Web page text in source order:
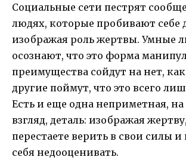
Социальные сети пестрят
людях, которые пробивают себе
изображая роль жертвы. Умные
осознают, что это форма
преимущества сойдут на нет,
другие поймут, что это всего
Есть и еще одна неприметная,
взгляд, деталь: изображая
перестаете верить в свои силы и
себя недооценивать.